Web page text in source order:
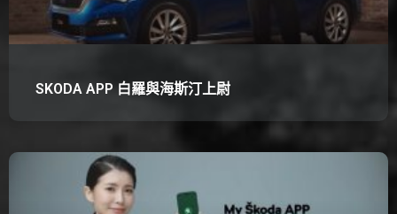
SKODA APP 白羅與海斯汀上尉